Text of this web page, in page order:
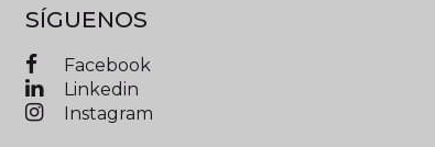
SÍGUENOS
Facebook
Linkedin
Instagram